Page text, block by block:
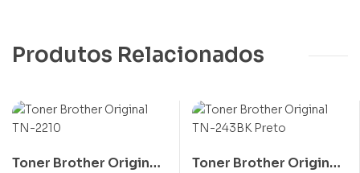
Produtos Relacionados
Toner Brother Original
Toner Brother Original